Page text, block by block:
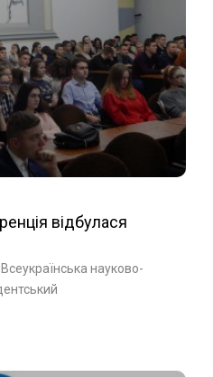
відбулася
науково-